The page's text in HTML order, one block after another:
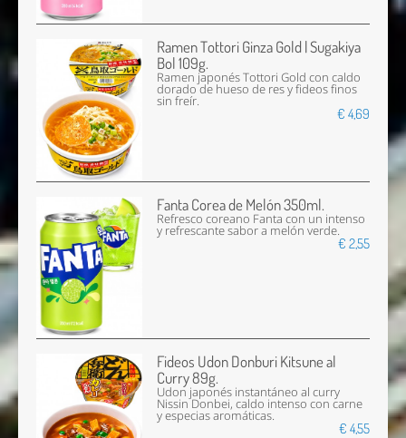
Ramen Tottori Ginza Gold | Sugakiya
Bol 109g.
Ramen japonés Tottori Gold con caldo
dorado de hueso de res y fideos finos
sin freír.
€ 4,69
Fanta Corea de Melón 350ml.
Refresco coreano Fanta con un intenso
y refrescante sabor a melón verde.
€ 2,55
Fideos Udon Donburi Kitsune al
Curry 89g.
Udon japonés instantáneo al curry
Nissin Donbei, caldo intenso con carne
y especias aromáticas.
€ 4,55